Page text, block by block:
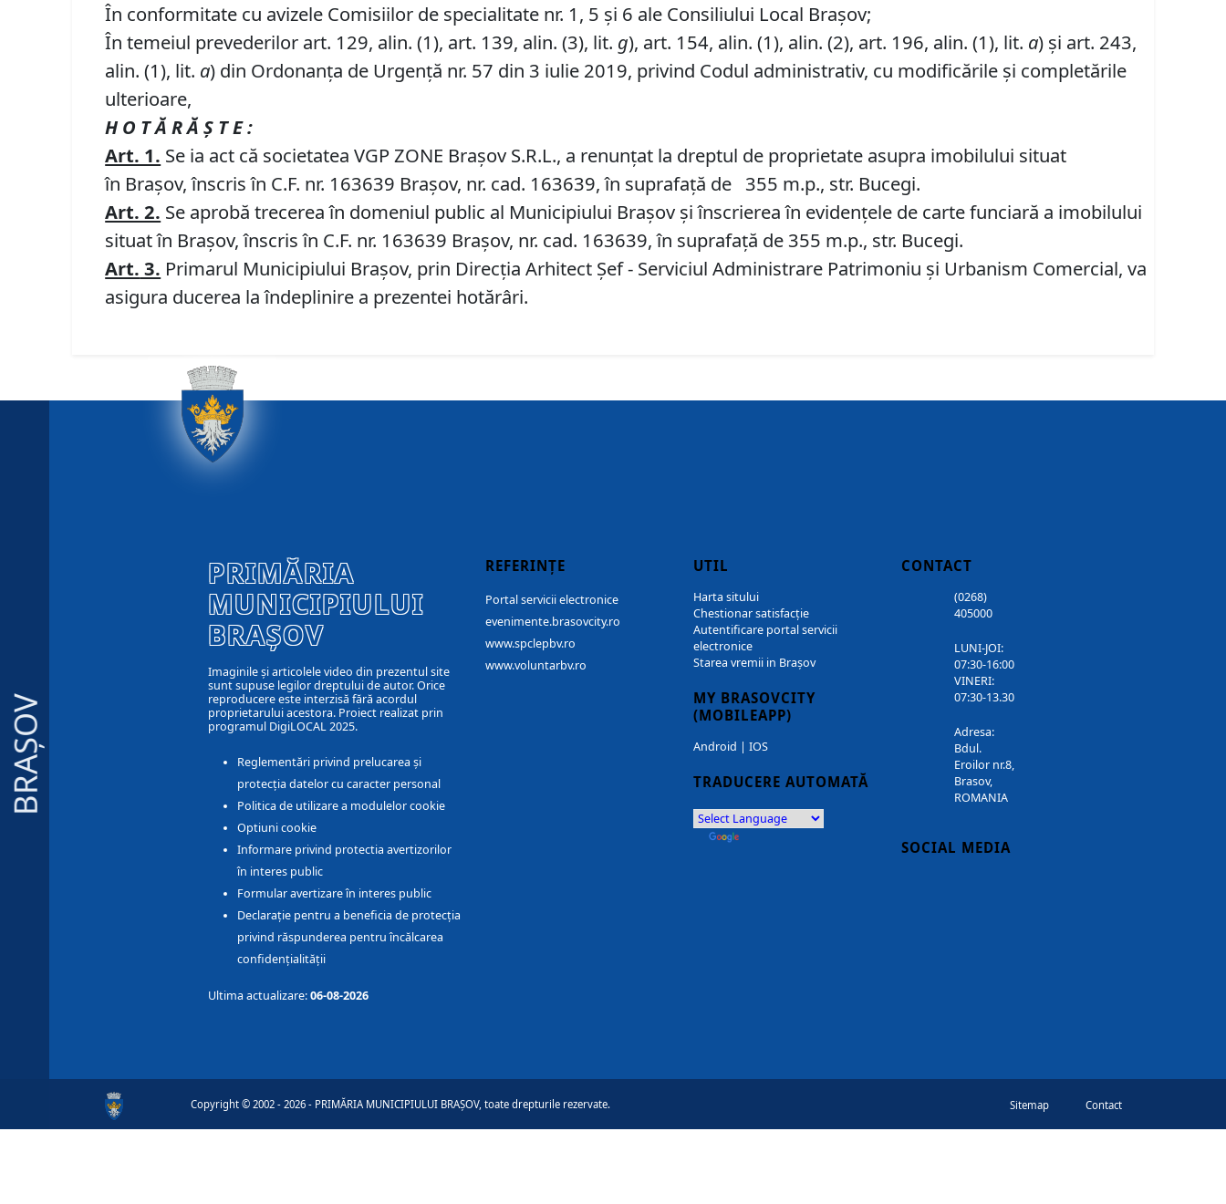
În conformitate cu avizele Comisiilor de specialitate nr. 1, 5 și 6 ale Consiliului Local Brașov;
În temeiul prevederilor art. 129, alin. (1), art. 139, alin. (3), lit. g), art. 154, alin. (1), alin. (2), art. 196, alin. (1), lit. a) și art. 243,
alin. (1), lit. a) din Ordonanța de Urgență nr. 57 din 3 iulie 2019, privind Codul administrativ, cu modificările și completările
ulterioare,
H O T Ă R Ă Ş T E :
Art. 1. Se ia act că societatea VGP ZONE Brașov S.R.L., a renunțat la dreptul de proprietate asupra imobilului situat
în Braşov, înscris în C.F. nr. 163639 Brașov, nr. cad. 163639, în suprafață de 355 m.p., str. Bucegi.
Art. 2. Se aprobă trecerea în domeniul public al Municipiului Braşov şi înscrierea în evidenţele de carte funciară a imobilului
situat în Braşov, înscris în C.F. nr. 163639 Brașov, nr. cad. 163639, în suprafață de 355 m.p., str. Bucegi.
Art. 3. Primarul Municipiului Braşov, prin Direcţia Arhitect Şef - Serviciul Administrare Patrimoniu şi Urbanism Comercial, va
asigura ducerea la îndeplinire a prezentei hotărâri.
BRAȘOV
PRIMĂRIA
MUNICIPIULUI
BRAȘOV
Imaginile și articolele video din prezentul site
sunt supuse legilor dreptului de autor. Orice
reproducere este interzisă fără acordul
proprietarului acestora. Proiect realizat prin
programul DigiLOCAL 2025.
Reglementări privind prelucarea și
protecția datelor cu caracter personal
Politica de utilizare a modulelor cookie
Optiuni cookie
Informare privind protectia avertizorilor
în interes public
Formular avertizare în interes public
Declarație pentru a beneficia de protecția
privind răspunderea pentru încălcarea
confidențialității
Ultima actualizare:06-08-2026
REFERINȚE
Portal servicii electronice
evenimente.brasovcity.ro
www.spclepbv.ro
www.voluntarbv.ro
UTIL
Harta sitului
Chestionar satisfacție
Autentificare portal servicii
electronice
Starea vremii in Brașov
MY BRASOVCITY
(MOBILEAPP)
Android | IOS
TRADUCERE AUTOMATĂ
CONTACT
(0268)
405000
LUNI-JOI:
07:30-16:00
VINERI:
07:30-13.30
Adresa:
Bdul.
Eroilor nr.8,
Brasov,
ROMANIA
SOCIAL MEDIA
Copyright © 2002 - 2026 - PRIMĂRIA MUNICIPIULUI BRAȘOV, toate drepturile rezervate. Sitemap Contact